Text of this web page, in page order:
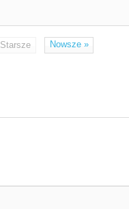
Starsze Nowsze»